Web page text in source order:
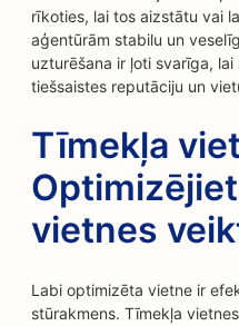
rīkoties, lai tos aizstātu vai
aģentūrām stabilu un
uzturēšana ir ļoti svarīga,
tiešsaistes reputāciju un
Tīmekļa
vietnes
Labi optimizēta vietne ir
stūrakmens. Tīmekļa